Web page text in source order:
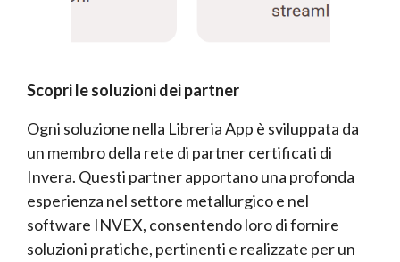
Scopri le soluzioni dei partner
Ogni soluzione nella Libreria App è sviluppata da
un membro della rete di partner certificati di
Invera. Questi partner apportano una profonda
esperienza nel settore metallurgico e nel
software INVEX, consentendo loro di fornire
soluzioni pratiche, pertinenti e realizzate per un